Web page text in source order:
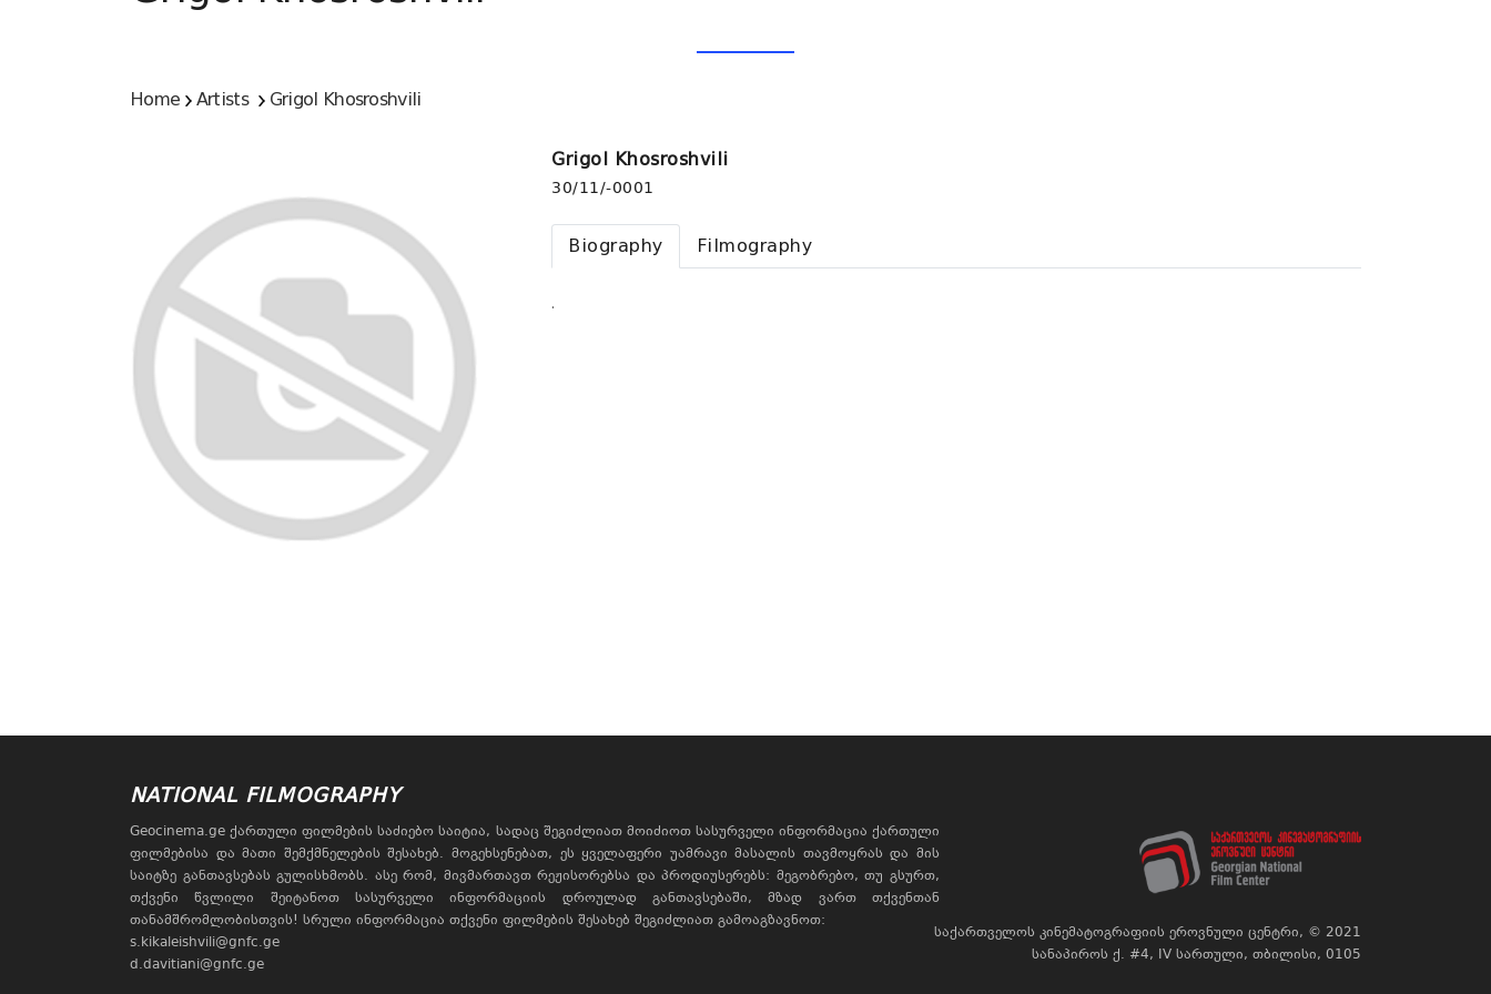
Home Artists Grigol Khosroshvili
Grigol Khosroshvili
30/11/-0001
Biography Filmography
.
NATIONAL FILMOGRAPHY
Geocinema.ge ქართული ფილმების საძიებო საიტია, სადაც შეგიძლიათ მოიძიოთ სასურველი ინფორმაცია ქართული
ფილმებისა და მათი შემქმნელების შესახებ. მოგეხსენებათ, ეს ყველაფერი უამრავი მასალის თავმოყრას და მის
საიტზე განთავსებას გულისხმობს. ასე რომ, მივმართავთ რეჟისორებსა და პროდიუსერებს: მეგობრებო, თუ გსურთ,
თქვენი წვლილი შეიტანოთ სასურველი ინფორმაციის დროულად განთავსებაში, მზად ვართ თქვენთან
თანამშრომლობისთვის! სრული ინფორმაცია თქვენი ფილმების შესახებ შეგიძლიათ გამოაგზავნოთ:
s.kikaleishvili@gnfc.ge
d.davitiani@gnfc.ge
საქართველოს კინემატოგრაფიის ეროვნული ცენტრი, © 2021
სანაპიროს ქ. #4, IV სართული, თბილისი, 0105